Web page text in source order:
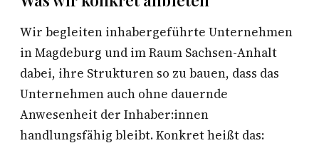
Wir begleiten inhabergeführte Unternehmen
in Magdeburg und im Raum Sachsen-Anhalt
dabei, ihre Strukturen so zu bauen, dass das
Unternehmen auch ohne dauernde
Anwesenheit der Inhaber:innen
handlungsfähig bleibt. Konkret heißt das: